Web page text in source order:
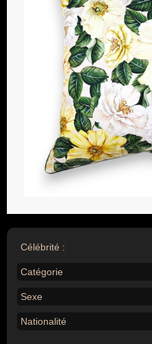
Célébrité :
Catégorie
Sexe
Nationalité